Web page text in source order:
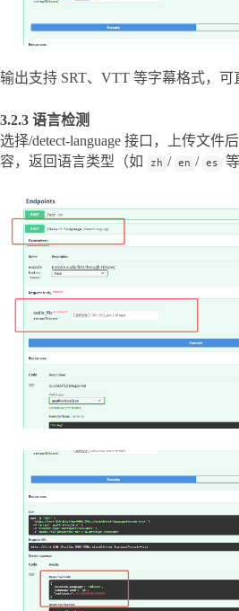
输出支持 SRT、VTT 等字幕格式，可
3.2.3 语言检测
选择/detect-language 接口，上传文件
容，返回语言类型（如
zh / en / es